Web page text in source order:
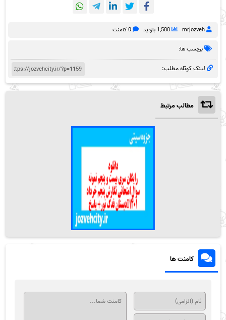
mrjozveh 1,580 بازدید 0 کامنت
برچسب ها:
لینک کوتاه مطلب:
مطالب مرتبط
کامنت ها